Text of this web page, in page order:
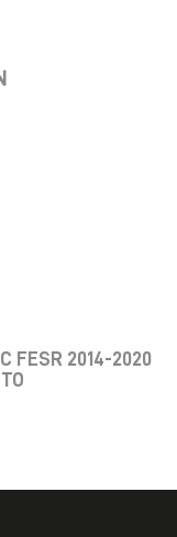
FESR 2014-2020